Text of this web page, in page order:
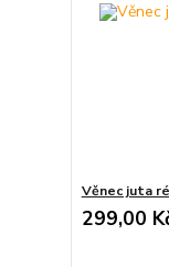
Věnec juta
299,00